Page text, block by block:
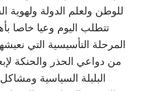
للوطن ولعلم الدولة ولهوية
تتطلب اليوم وعيا خاصا
المرحلة التأسيسية التي
من دواعي الحذر والحنكة
البلبلة السياسية